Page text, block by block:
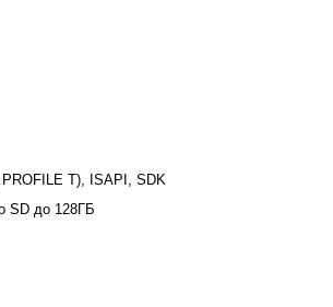
T), ISAPI, SDK
SD до 128ГБ